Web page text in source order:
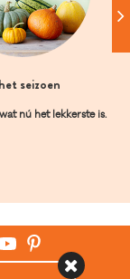
seizoen
nú het lekkerste is.